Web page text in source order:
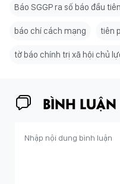
Báo SGGP ra số báo đầu tiên
báo chí cách mạng tiên
tờ báo chính trị xã hội chủ
BÌNH LUẬN